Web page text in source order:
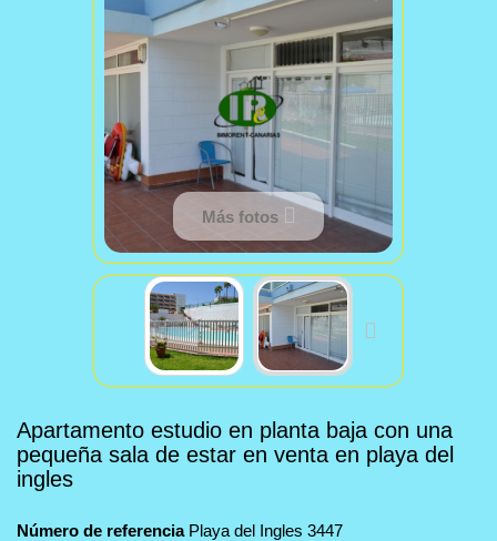
Más fotos
Apartamento estudio en planta baja con una
pequeña sala de estar en venta en playa del
ingles
Número de referencia Playa del Ingles 3447